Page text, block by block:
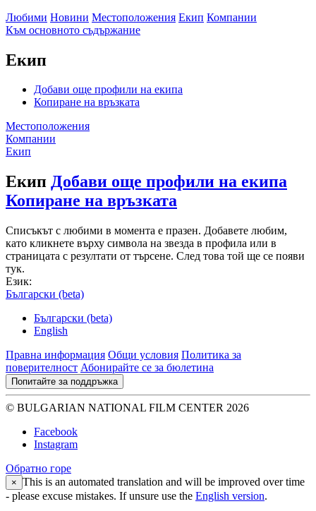
Любими Новини Местоположения Екип Компании
Към основното съдържание
Екип
Добави още профили на екипа
Копиране на връзката
Местоположения
Компании
Екип
Екип Добави още профили на екипа
Копиране на връзката
Списъкът с любими в момента е празен. Добавете любим,
като кликнете върху символа на звезда в профила или в
страницата с резултати от търсене. След това той ще се появи
тук.
Език:
Български (beta)
Български (beta)
English
Правна информация Общи условия Политика за
поверителност Абонирайте се за бюлетина
Попитайте за поддръжка
© BULGARIAN NATIONAL FILM CENTER 2026
Facebook
Instagram
Обратно горе
× This is an automated translation and will be improved over time
- please excuse mistakes. If unsure use the English version.